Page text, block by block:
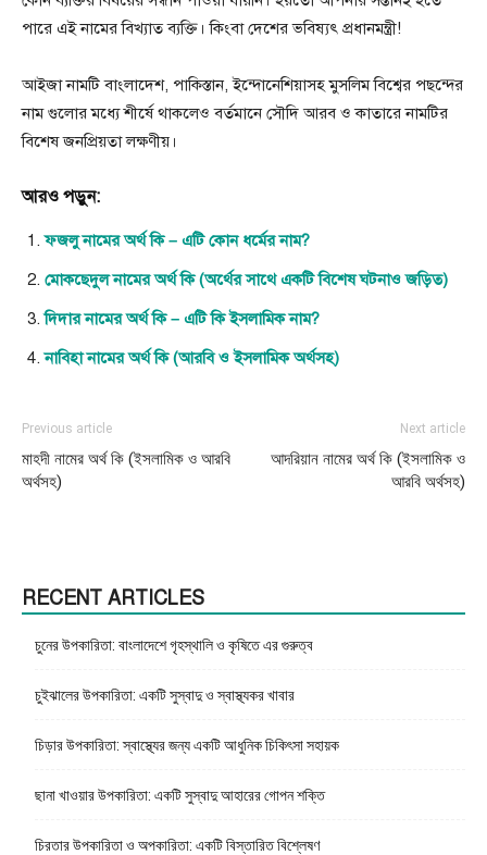
পারে এই নামের বিখ্যাত ব্যক্তি। কিংবা দেশের ভবিষ্যৎ প্রধানমন্ত্রী!
আইজা নামটি বাংলাদেশ, পাকিস্তান, ইন্দোনেশিয়াসহ মুসলিম বিশ্বের পছন্দের
নাম গুলোর মধ্যে শীর্ষে থাকলেও বর্তমানে সৌদি আরব ও কাতারে নামটির
বিশেষ জনপ্রিয়তা লক্ষণীয়।
আরও পড়ুন:
ফজলু নামের অর্থ কি – এটি কোন ধর্মের নাম?
মোকছেদুল নামের অর্থ কি (অর্থের সাথে একটি বিশেষ ঘটনাও জড়িত)
দিদার নামের অর্থ কি – এটি কি ইসলামিক নাম?
নাবিহা নামের অর্থ কি (আরবি ও ইসলামিক অর্থসহ)
Previous article
মাহদী নামের অর্থ কি (ইসলামিক ও আরবি
অর্থসহ)
Next article
আদরিয়ান নামের অর্থ কি (ইসলামিক ও
আরবি অর্থসহ)
RECENT ARTICLES
চুনের উপকারিতা: বাংলাদেশে গৃহস্থালি ও কৃষিতে এর গুরুত্ব
চুইঝালের উপকারিতা: একটি সুস্বাদু ও স্বাস্থ্যকর খাবার
চিড়ার উপকারিতা: স্বাস্থ্যের জন্য একটি আধুনিক চিকিৎসা সহায়ক
ছানা খাওয়ার উপকারিতা: একটি সুস্বাদু আহারের গোপন শক্তি
চিরতার উপকারিতা ও অপকারিতা: একটি বিস্তারিত বিশ্লেষণ